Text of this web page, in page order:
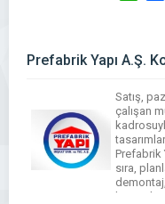
Prefabrik Yapı A.Ş.
Satış,
çalışan
Prefabrik
sıra,
hizmetleri